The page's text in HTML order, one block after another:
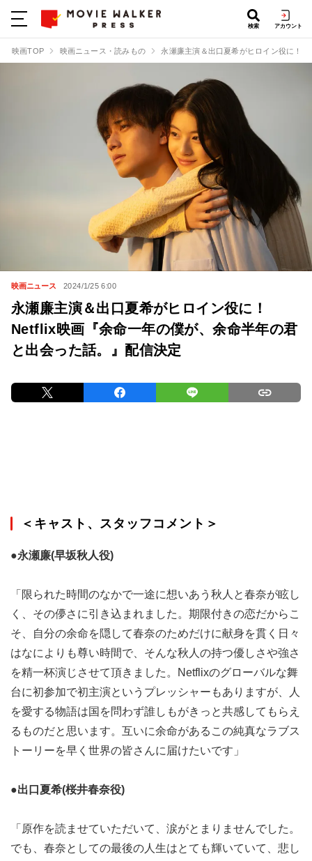
検索 アカウント
映画TOP 映画ニュース・読みもの 永瀬廉主演＆出口夏希がヒロイン役に！
映画ニュース 2024/1/25 6:00
永瀬廉主演＆出口夏希がヒロイン役に！
Netflix映画『余命一年の僕が、余命半年の君
と出会った話。』配信決定
＜キャスト、スタッフコメント＞
●永瀬廉(早坂秋人役)
「限られた時間のなかで一途に想いあう秋人と春奈が眩し
く、その儚さに引き込まれました。期限付きの恋だからこ
そ、自分の余命を隠して春奈のためだけに献身を貫く日々
はなによりも尊い時間で、そんな秋人の持つ優しさや強さ
を精一杯演じさせて頂きました。Netflixのグローバルな舞
台に初参加で初主演というプレッシャーもありますが、人
を愛する物語は国を問わず誰しもがきっと共感してもらえ
るものだと思います。互いに余命があるこの純真なラブス
トーリーを早く世界の皆さんに届けたいです」
●出口夏希(桜井春奈役)
「原作を読ませていただいて、涙がとまりませんでした。
でも、春奈としての最後の人生はとても輝いていて、悲し